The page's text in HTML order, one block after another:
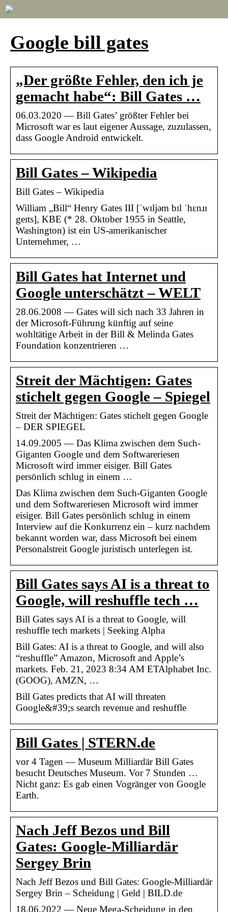
Google bill gates
„Der größte Fehler, den ich je
gemacht habe“: Bill Gates …
06.03.2020 — Bill Gates’ größter Fehler bei
Microsoft war es laut eigener Aussage, zuzulassen,
dass Google Android entwickelt.
Bill Gates – Wikipedia
Bill Gates – Wikipedia
William „Bill“ Henry Gates III [ˈwɪljəm bɪl ˈhɛnɹɪ
geɪts], KBE (* 28. Oktober 1955 in Seattle,
Washington) ist ein US-amerikanischer
Unternehmer, …
Bill Gates hat Internet und
Google unterschätzt – WELT
28.06.2008 — Gates will sich nach 33 Jahren in
der Microsoft-Führung künftig auf seine
wohltätige Arbeit in der Bill & Melinda Gates
Foundation konzentrieren …
Streit der Mächtigen: Gates
stichelt gegen Google – Spiegel
Streit der Mächtigen: Gates stichelt gegen Google
– DER SPIEGEL
14.09.2005 — Das Klima zwischen dem Such-
Giganten Google und dem Softwareriesen
Microsoft wird immer eisiger. Bill Gates
persönlich schlug in einem …
Das Klima zwischen dem Such-Giganten Google
und dem Softwareriesen Microsoft wird immer
eisiger. Bill Gates persönlich schlug in einem
Interview auf die Konkurrenz ein – kurz nachdem
bekannt worden war, dass Microsoft bei einem
Personalstreit Google juristisch unterlegen ist.
Bill Gates says AI is a threat to
Google, will reshuffle tech …
Bill Gates says AI is a threat to Google, will
reshuffle tech markets | Seeking Alpha
Bill Gates: AI is a threat to Google, and will also
“reshuffle” Amazon, Microsoft and Apple’s
markets. Feb. 21, 2023 8:34 AM ETAlphabet Inc.
(GOOG), AMZN, …
Bill Gates predicts that AI will threaten
Google&#39;s search revenue and reshuffle
Bill Gates | STERN.de
vor 4 Tagen — Museum Milliardär Bill Gates
besucht Deutsches Museum. Vor 7 Stunden …
Nicht ganz: Es gab einen Vogränger von Google
Earth.
Nach Jeff Bezos und Bill
Gates: Google-Milliardär
Sergey Brin
Nach Jeff Bezos und Bill Gates: Google-Milliardär
Sergey Brin – Scheidung | Geld | BILD.de
18.06.2022 — Neue Mega-Scheidung in den